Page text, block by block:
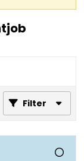
Filter